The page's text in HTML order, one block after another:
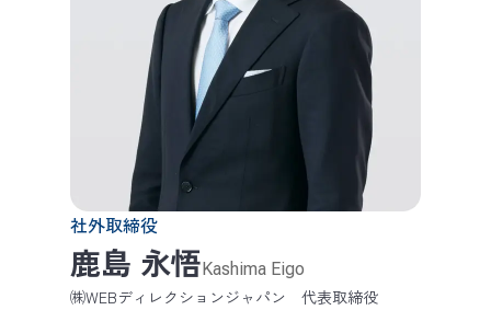
社外取締役
鹿島 永悟 Kashima Eigo
㈱WEBディレクションジャパン 代表取締役